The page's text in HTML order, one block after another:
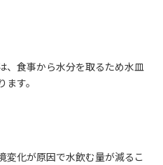
、食事から水分を取るため水皿
す。
変化が原因で水飲む量が減るこ